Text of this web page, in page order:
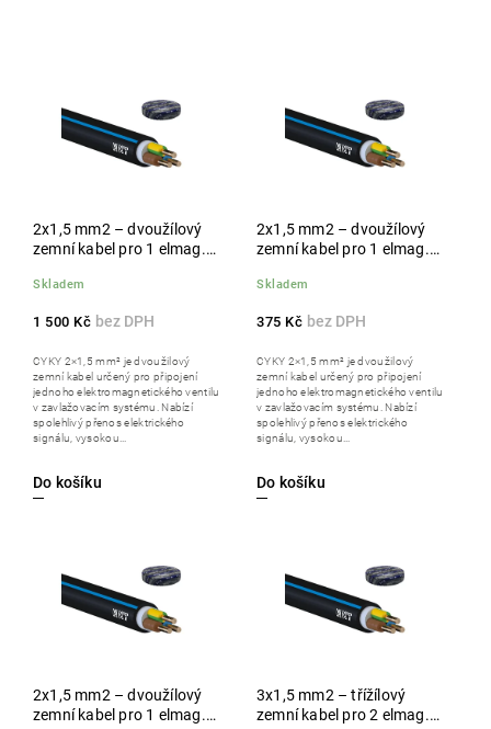
2x1,5 mm2 – dvoužílový
zemní kabel pro 1 elmag.
Skladem
1 500 Kč
Do košíku
CYKY 2×1,5 mm² je dvoužilový
zemní kabel určený pro připojení
jednoho elektromagnetického ventilu
v zavlažovacím systému. Nabízí
spolehlivý přenos elektrického
signálu, vysokou...
2x1,5 mm2 – dvoužílový
zemní kabel pro 1 elmag.
Skladem
375 Kč
Do košíku
CYKY 2×1,5 mm² je dvoužilový
zemní kabel určený pro připojení
jednoho elektromagnetického ventilu
v zavlažovacím systému. Nabízí
spolehlivý přenos elektrického
signálu, vysokou...
2x1,5 mm2 – dvoužílový
zemní kabel pro 1 elmag.
3x1,5 mm2 – třížílový
zemní kabel pro 2 elmag.